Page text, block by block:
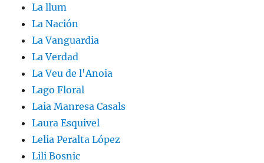
La llum
La Nación
La Vanguardia
La Verdad
La Veu de l'Anoia
Lago Floral
Laia Manresa Casals
Laura Esquivel
Lelia Peralta López
Lili Bosnic